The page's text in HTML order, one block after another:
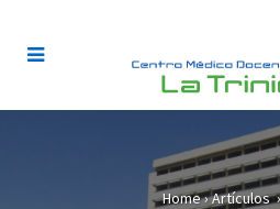
Home›Artículos